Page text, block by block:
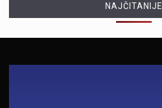
NAJČITANIJE